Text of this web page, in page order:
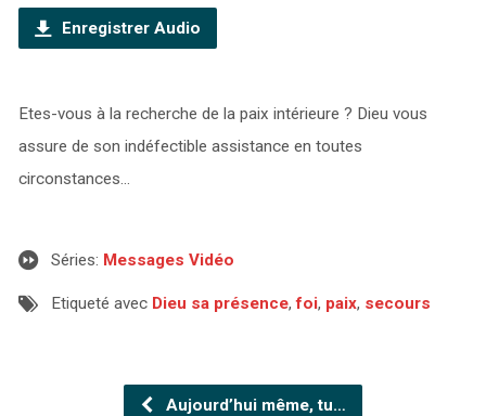
Enregistrer Audio
Etes-vous à la recherche de la paix intérieure ? Dieu vous
assure de son indéfectible assistance en toutes
circonstances…
Séries: Messages Vidéo
Etiqueté avec Dieu sa présence,foi, paix, secours
Aujourd’hui même, tu…